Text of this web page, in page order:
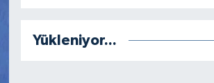
Yükleniyor...